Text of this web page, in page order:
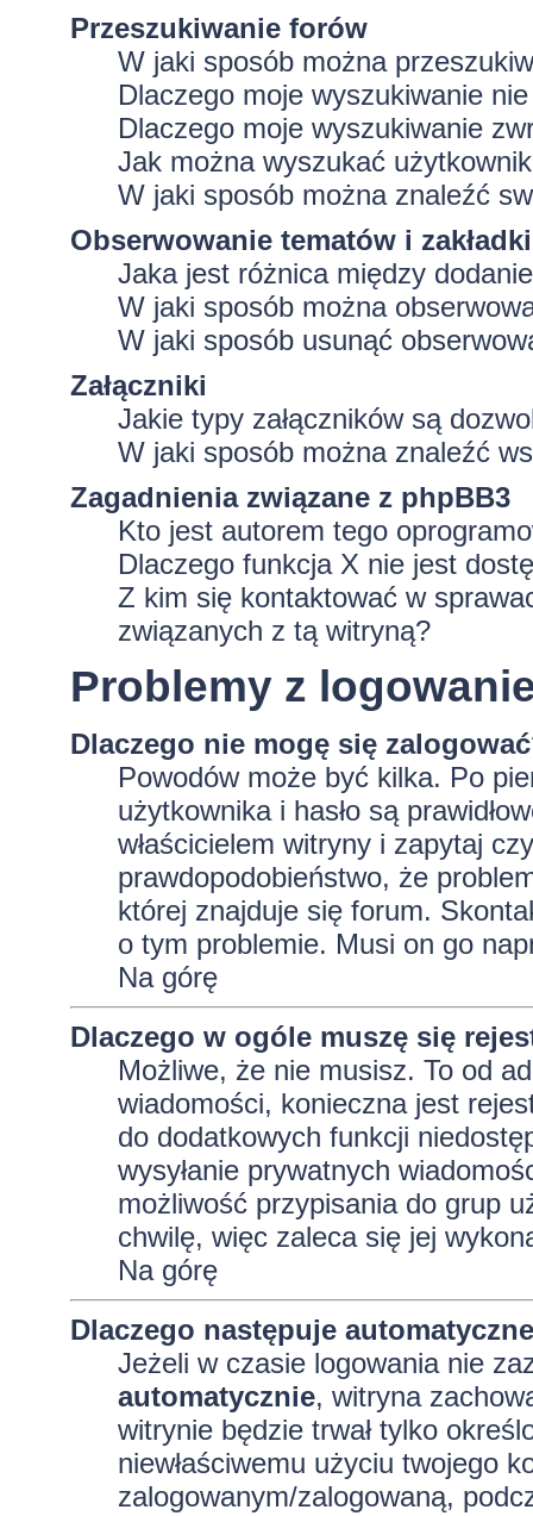
Przeszukiwanie forów
W jaki sposób można
Dlaczego moje wyszukiwanie
Dlaczego moje wyszukiwanie
Jak można wyszukać
W jaki sposób można znaleźć
Obserwowanie tematów i zakładki
Jaka jest różnica między
W jaki sposób można
W jaki sposób usunąć
Załączniki
Jakie typy załączników są
W jaki sposób można znaleźć
Zagadnienia związane z phpBB3
Kto jest autorem tego
Dlaczego funkcja X nie jest
Z kim się kontaktować w
związanych z tą witryną?
Problemy z
Dlaczego nie mogę się
Powodów może być kilka. Po
użytkownika i hasło są
właścicielem witryny i zapytaj
prawdopodobieństwo, że
której znajduje się forum.
o tym problemie. Musi on go
Na górę
Dlaczego w ogóle muszę się
Możliwe, że nie musisz. To od
wiadomości, konieczna jest
do dodatkowych funkcji
wysyłanie prywatnych
możliwość przypisania do grup
chwilę, więc zaleca się jej
Na górę
Dlaczego następuje
Jeżeli w czasie logowania nie
automatycznie, witryna
witrynie będzie trwał tylko
niewłaściwemu użyciu twojego
zalogowanym/zalogowaną,